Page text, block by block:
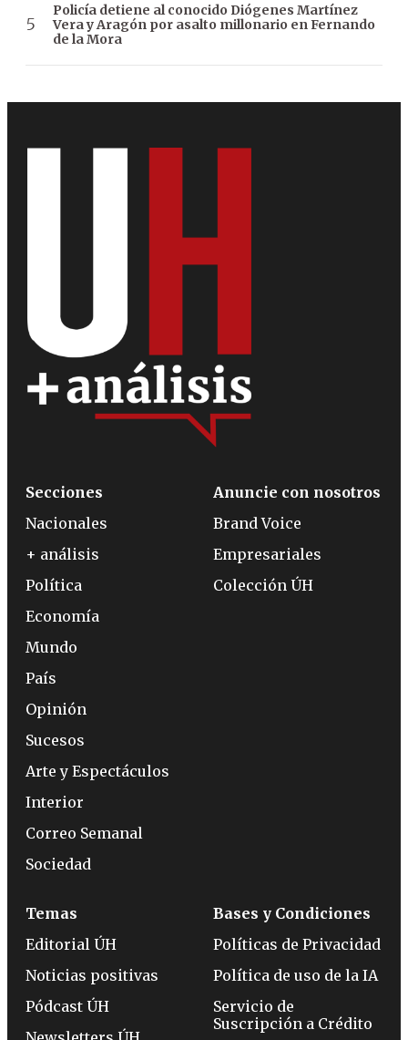
Policía detiene al conocido Diógenes Martínez
Vera y Aragón por asalto millonario en Fernando
de la Mora
Secciones
Nacionales
+ análisis
Política
Economía
Mundo
País
Opinión
Sucesos
Arte y Espectáculos
Interior
Correo Semanal
Sociedad
Anuncie con nosotros
Brand Voice
Empresariales
Colección ÚH
Temas
Editorial ÚH
Noticias positivas
Pódcast ÚH
Bases y Condiciones
Políticas de Privacidad
Política de uso de la IA
Servicio de
Suscripción a Crédito